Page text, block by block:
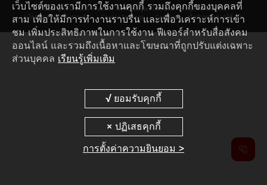
Copyright © 2026 Huawei Technologies Co., Ltd. All rights reserved.
นโยบายความเป็นส่วนตัว
Cookie Settings Cookies ข้อกำหนดการใช้งาน
เว็บไซต์ของเรามีการใช้งานคุกกี้ รวมถึงคุกกี้ของบุคคลที่
สาม เพื่อให้มีการทำงานราบรื่น และเพื่อวิเคราะห์การเข้า
ชม เพิ่มประสิทธิภาพในการใช้งาน ฟีเจอร์สำหรับสื่อสังคม
ออนไลน์ และรวมถึงเนื้อหาและโฆษณาที่ถูกปรับแต่งเฉพาะ
ส่วนบุคคล เรียนรู้เพิ่มเติม
การตั้งค่าความยินยอม >